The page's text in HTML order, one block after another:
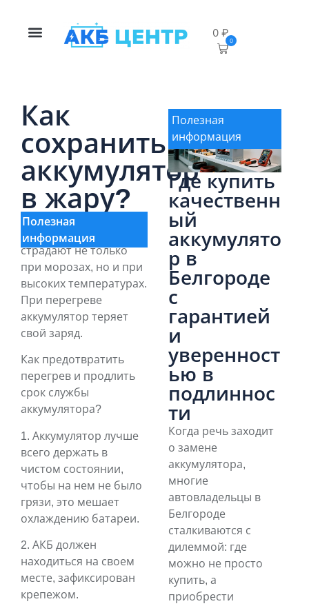
0₽
0
Как
сохранить
аккумулятор
в жару?
Полезная
информация
Аккумуляторы
страдают не только
при морозах, но и при
высоких температурах.
При перегреве
аккумулятор теряет
свой заряд.
Как предотвратить
перегрев и продлить
срок службы
аккумулятора?
1. Аккумулятор лучше
всего держать в
чистом состоянии,
чтобы на нем не было
грязи, это мешает
охлаждению батареи.
2. АКБ должен
находиться на своем
месте, зафиксирован
крепежом.
Полезная
информация
Где купить
качественн
ый
аккумулято
р в
Белгороде
с
гарантией
и
уверенност
ью в
подлиннос
ти
Когда речь заходит
о замене
аккумулятора,
многие
автовладельцы в
Белгороде
сталкиваются с
дилеммой: где
можно не просто
купить, а
приобрести